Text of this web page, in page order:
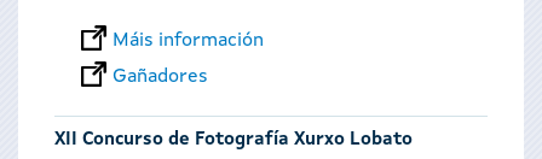
Máis información
Gañadores
XII Concurso de Fotografía Xurxo Lobato